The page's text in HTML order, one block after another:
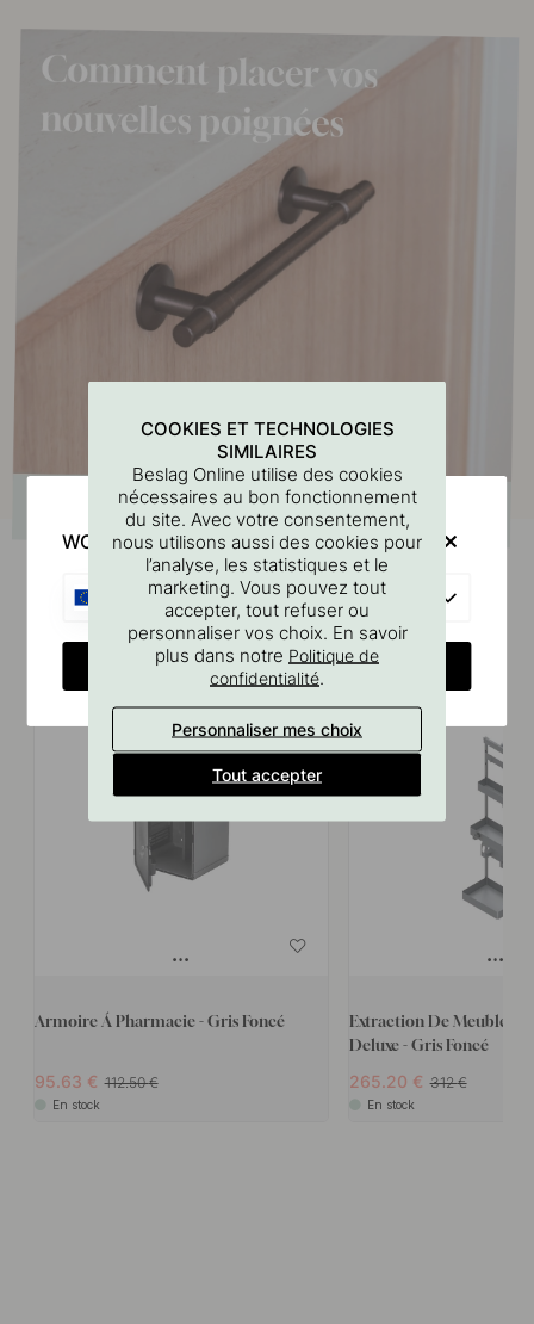
Produits similaires
Armoire Á Pharmacie - Gris Foncé
95.63 112.50
En stock
15
Extraction De Meuble De
Deluxe - Gris Foncé
265.20 312
En stock
COOKIES ET TECHNOLOGIES
SIMILAIRES
Beslag Online utilise des cookies
nécessaires au bon fonctionnement
du site. Avec votre consentement,
nous utilisons aussi des cookies pour
l’analyse, les statistiques et le
marketing. Vous pouvez tout
accepter, tout refuser ou
personnaliser vos choix. En savoir
plus dans notre Politique de
confidentialité.
Personnaliser mes choix
Tout accepter
WOULD YOU RATHER VISIT?
CHANGE COUNTRY